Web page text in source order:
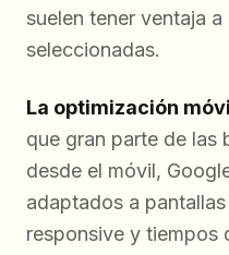
suelen tener ventaja
seleccionadas.
La optimización
que gran parte de las
desde el móvil,
adaptados a
responsive y tiempos